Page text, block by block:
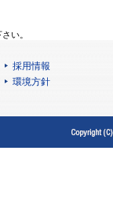
い。
採用情報
環境方針